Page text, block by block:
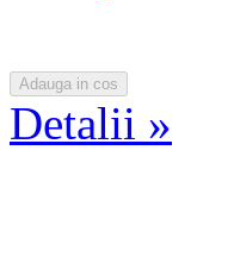
Detalii »